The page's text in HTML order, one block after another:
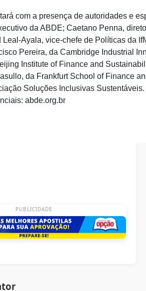
com a presença de autoridades e
da ABDE; Caetano Penna,
Leal-Ayala, vice-chefe de Políticas da
Pereira, da Cambridge Industrial
Institute of Finance and
da Frankfurt School of Finance
Soluções Inclusivas Sustentáveis.
abde.org.br
PUBLICIDADE